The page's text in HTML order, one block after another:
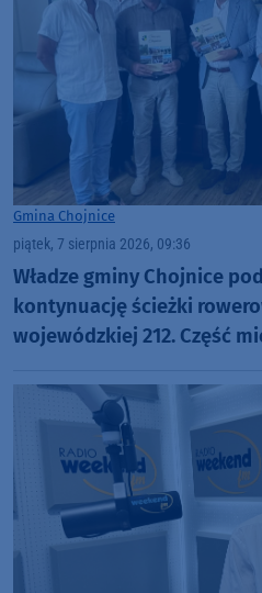
Gmina Chojnice
piątek, 7 sierpnia 2026, 09:36
Władze gminy Chojnice
kontynuację ścieżki
wojewódzkiej 212. Część